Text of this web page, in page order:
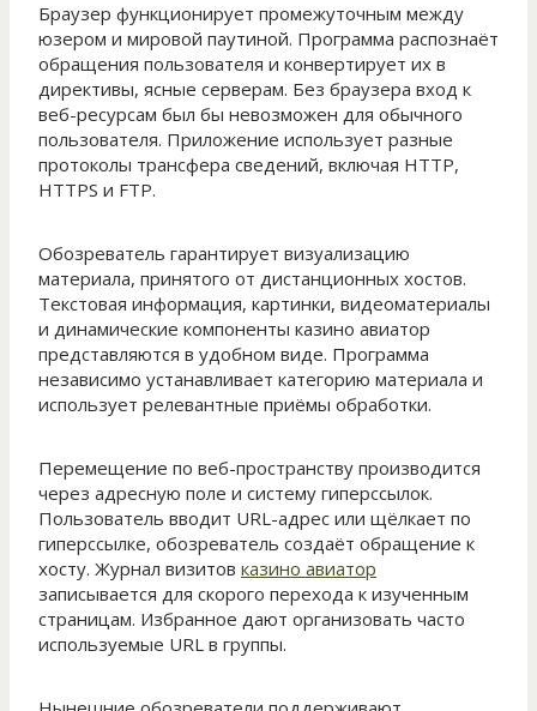
Браузер функционирует промежуточным между
юзером и мировой паутиной. Программа распознаёт
обращения пользователя и конвертирует их в
директивы, ясные серверам. Без браузера вход к
веб-ресурсам был бы невозможен для обычного
пользователя. Приложение использует разные
протоколы трансфера сведений, включая HTTP,
HTTPS и FTP.
Обозреватель гарантирует визуализацию
материала, принятого от дистанционных хостов.
Текстовая информация, картинки, видеоматериалы
и динамические компоненты казино авиатор
представляются в удобном виде. Программа
независимо устанавливает категорию материала и
использует релевантные приёмы обработки.
Перемещение по веб-пространству производится
через адресную поле и систему гиперссылок.
Пользователь вводит URL-адрес или щёлкает по
гиперссылке, обозреватель создаёт обращение к
хосту. Журнал визитов казино авиатор
записывается для скорого перехода к изученным
страницам. Избранное дают организовать часто
используемые URL в группы.